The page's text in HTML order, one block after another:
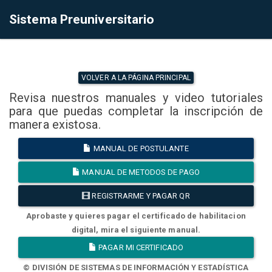
Sistema Preuniversitario
VOLVER A LA PÁGINA PRINCIPAL
Revisa nuestros manuales y video tutoriales
para que puedas completar la inscripción de
manera existosa.
MANUAL DE POSTULANTE
MANUAL DE METODOS DE PAGO
REGISTRARME Y PAGAR QR
Aprobaste y quieres pagar el certificado de habilitacion
digital, mira el siguiente manual.
PAGAR MI CERTIFICADO
© DIVISIÓN DE SISTEMAS DE INFORMACIÓN Y ESTADÍSTICA